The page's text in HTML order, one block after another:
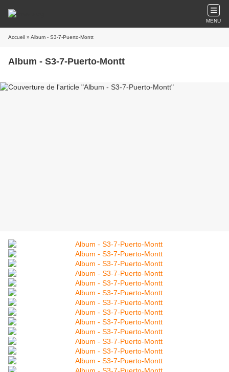
MENU
Accueil » Album - S3-7-Puerto-Montt
Album - S3-7-Puerto-Montt